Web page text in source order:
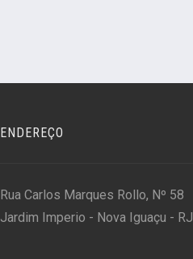
ENDEREÇO
Rua Carlos Marques Rollo, Nº 58
Jardim Imperio - Nova Iguaçu - RJ